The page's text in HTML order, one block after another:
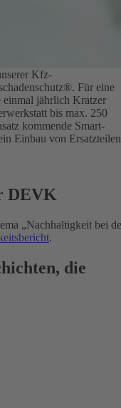
Kfz-
Für eine
einmal jährlich Kratzer
bis max. 250
kommende Smart-
Einbau von Ersatzteilen
DEVK
„Nachhaltigkeit bei
.
die